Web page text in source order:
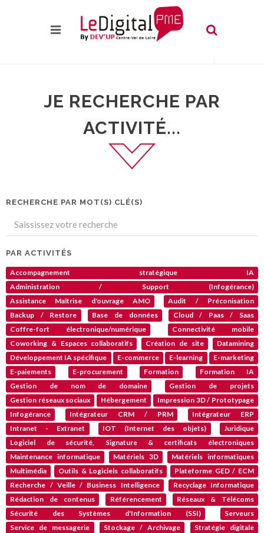
JE RECHERCHE PAR
ACTIVITÉ...
RECHERCHE PAR MOT(S) CLÉ(S)
PAR ACTIVITÉS
Accompagnement stratégique IA
Administration / Support (Infogérance)
Assistance Maîtrise d'ouvrage AMO
Audit / Préconisation
Backup / Restore
Base de données
Cloud / Paas / Saas
Coffre-fort électronique/numérique
Connectivité mobile
Coworking & Espaces collaboratifs
Création de site
Datamining
Développement IA spécifique
E-commerce E-learning
E-marketing
E-paiements
E-procurement Formation
Formation IA
Gestion de nom de domaine
Gestion de projets
Gestion réseaux sociaux
Hébergement
Impression 3D / Prototypage
Infogérance
Intégrateur CRM / PRM
Intégrateur ERP
Intranet - Extranet
IOT (Internet des objets)
Juridique
Logiciel de sécurité, Signature & certificats électroniques
Maintenance informatique
Matériels 3D
Matériels informatiques
Multimédia
Outils & Logiciels collaboratifs
Plateforme GED / ECM
Recherche / Veille / Business Intelligence
Recyclage Informatique
Rédaction de contenus
Référencement
Réseaux & Télécoms
Sécurité des Systèmes d'Information (SSI)
Serveurs
Service de messagerie
Stockage / Archivage
Stratégie digitale